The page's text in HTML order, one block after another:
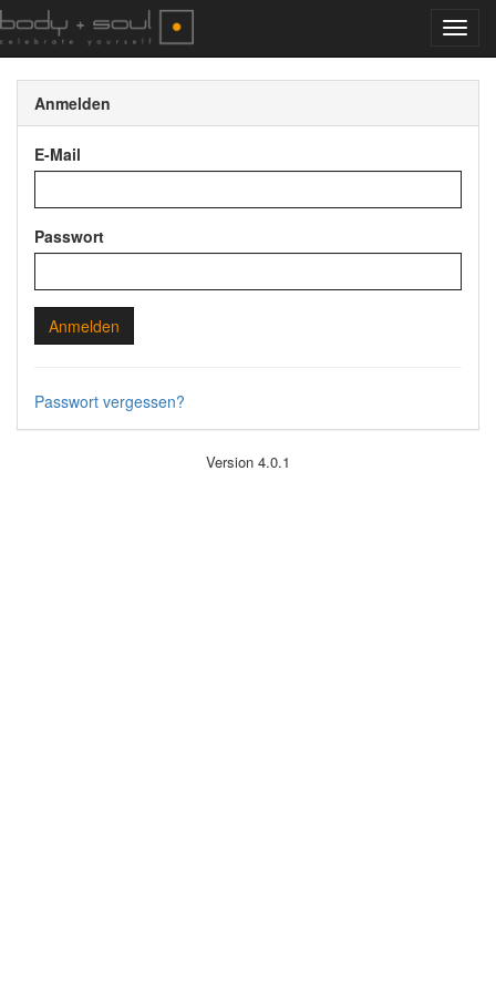
Anmelden
E-Mail
Passwort
Anmelden
Passwort vergessen?
Version 4.0.1